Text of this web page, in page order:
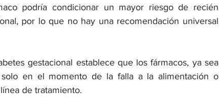
podría condicionar un mayor riesgo de recién
por lo que no hay una recomendación universal
gestacional establece que los fármacos, ya sea
en el momento de la falla a la alimentación o
de tratamiento.